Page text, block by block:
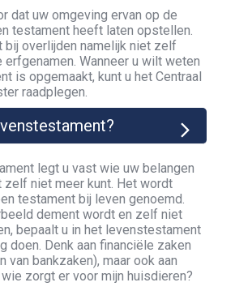
dat uw omgeving ervan op de
testament heeft laten opstellen.
bij overlijden namelijk niet zelf
Wanneer u wilt weten
is opgemaakt, kunt u het Centraal
raadplegen.
legt u vast wie uw belangen
zelf niet meer kunt. Het wordt
testament bij leven genoemd.
dement wordt en zelf niet
bepaalt u in het levenstestament
doen. Denk aan financiële zaken
van bankzaken), maar ook aan
zorgt er voor mijn huisdieren?